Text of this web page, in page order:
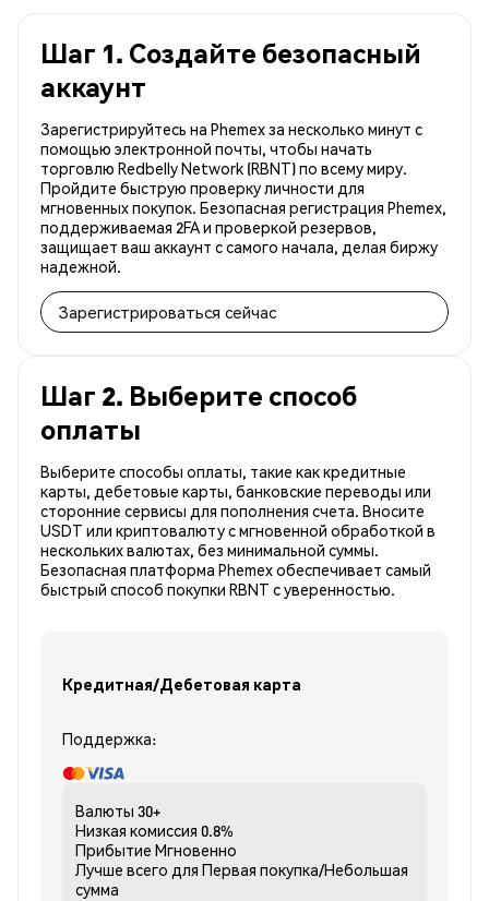
Шаг 1. Создайте безопасный
аккаунт
Зарегистрируйтесь на Phemex за несколько минут с
помощью электронной почты, чтобы начать
торговлю Redbelly Network (RBNT) по всему миру.
Пройдите быструю проверку личности для
мгновенных покупок. Безопасная регистрация Phemex,
поддерживаемая 2FA и проверкой резервов,
защищает ваш аккаунт с самого начала, делая биржу
надежной.
Зарегистрироваться сейчас
Шаг 2. Выберите способ
оплаты
Выберите способы оплаты, такие как кредитные
карты, дебетовые карты, банковские переводы или
сторонние сервисы для пополнения счета. Вносите
USDT или криптовалюту с мгновенной обработкой в
нескольких валютах, без минимальной суммы.
Безопасная платформа Phemex обеспечивает самый
быстрый способ покупки RBNT с уверенностью.
Кредитная/Дебетовая карта
Поддержка:
Валюты 30+
Низкая комиссия 0.8%
Прибытие Мгновенно
Лучше всего для Первая покупка/Небольшая
сумма